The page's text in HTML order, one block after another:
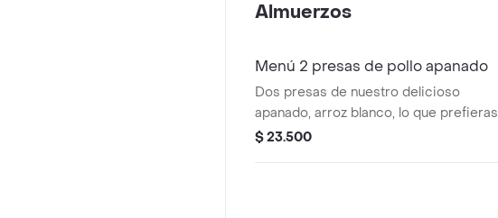
Almuerzos
Menú 2 presas de pollo apanado
Dos presas de nuestro delicioso
apanado, arroz blanco, lo que prefieras
entre papitas o frijolitos, ensalada de
$ 23.500